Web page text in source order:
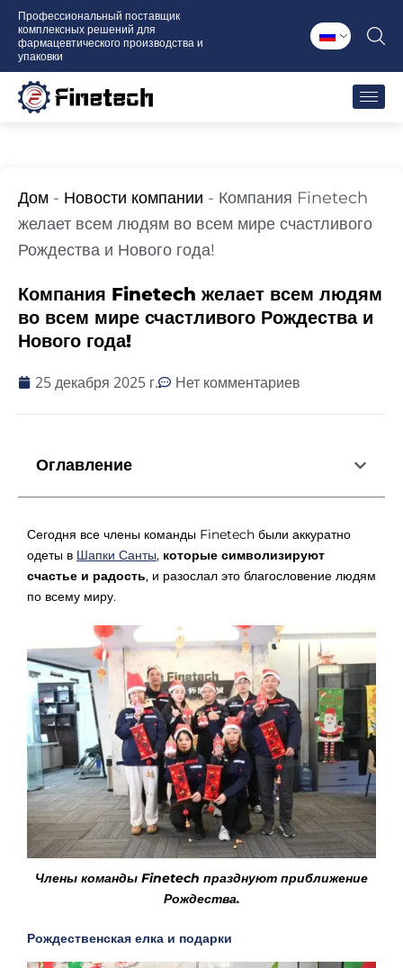
Перейти
содержимому
Профессиональный поставщик
комплексных решений для
фармацевтического производства и
упаковки
Дом - Новости компании - Компания Finetech
желает всем людям во всем мире счастливого
Рождества и Нового года!
Компания Finetech желает всем людям
во всем мире счастливого Рождества и
Нового года!
25 декабря 2025 г. Нет комментариев
Оглавление
Сегодня все члены команды Finetech были аккуратно
одеты в Шапки Санты, которые символизируют
счастье и радость, и разослал это благословение людям
по всему миру.
Члены команды Finetech празднуют приближение
Рождества.
Рождественская елка и подарки